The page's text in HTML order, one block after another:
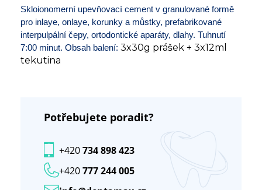
Skloionomerní upevňovací cement v granulované formě
pro inlaye, onlaye, korunky a můstky, prefabrikované
interpulpální čepy, ortodontické aparáty, dlahy. Tuhnutí
7:00 minut. Obsah balení: 3x30g prášek + 3x12ml
tekutina
Potřebujete poradit?
+420777 244 005
+420734 898 423